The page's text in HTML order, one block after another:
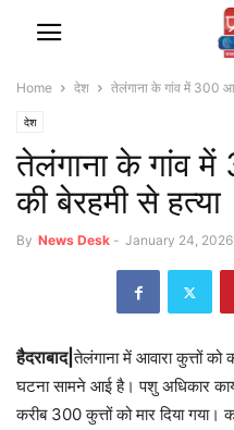
Home देश तेलंगाना के गांव में 300
देश
तेलंगाना के गांव में
की बेरहमी से हत्या
By News Desk - January 24, 2026
हैदराबाद|तेलंगाना में आवारा कुत्तों
घटना सामने आई है। पशु अधिकार
करीब 300 कुत्तों को मार दिया गया।